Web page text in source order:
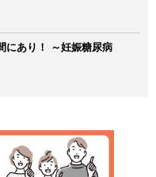
にあり！ ～妊娠糖尿病